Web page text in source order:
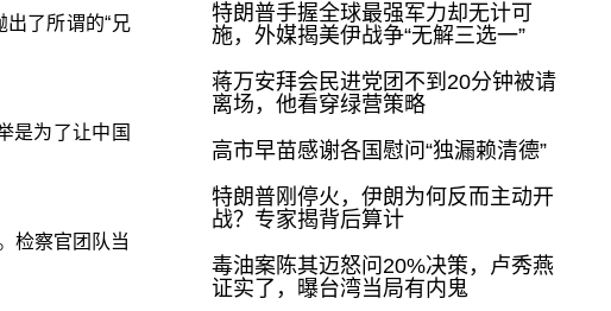
了所谓的“兄
是为了让中国
检察官团队当
特朗普手握全球最强军力却无计可
施，外媒揭美伊战争“无解三选一”
蒋万安拜会民进党团不到20分钟被请
离场，他看穿绿营策略
高市早苗感谢各国慰问“独漏赖清德”
特朗普刚停火，伊朗为何反而主动开
战？专家揭背后算计
毒油案陈其迈怒问20%决策，卢秀燕
证实了，曝台湾当局有内鬼